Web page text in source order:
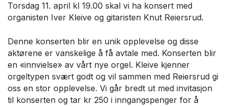
Torsdag 11. april kl 19.00 skal vi ha konsert med
organisten Iver Kleive og gitaristen Knut Reiersrud.
Denne konserten blir en unik opplevelse og disse
aktørene er vanskelige å få avtale med. Konserten blir
en «innvielse» av vårt nye orgel. Kleive kjenner
orgeltypen svært godt og vil sammen med Reiersrud gi
oss en stor opplevelse. Vi går bredt ut med invitasjon
til konserten og tar kr 250 i inngangspenger for å